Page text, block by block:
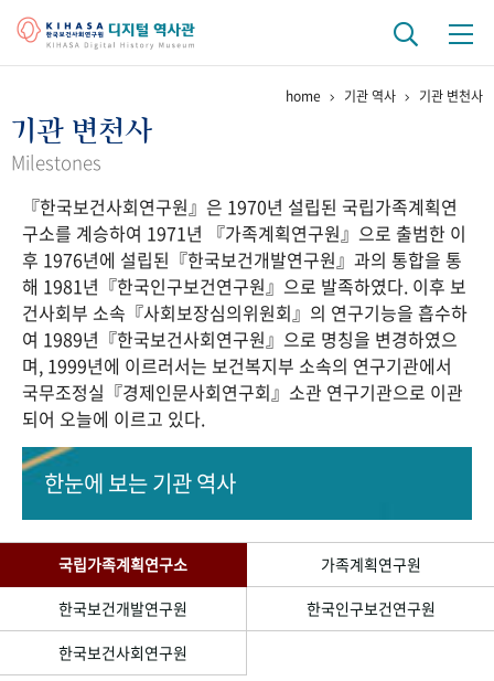
걸어온 길 기관 변천사
연구 역사
정책과 연구 키워드로 보는 연구 역사
연구자들
간행물 변천사
기록물 아카이브
사진 아카이브 문서 기록물 행정박물 영상 기록물
50+1 주년 기념
세계와 함께 한 KIHASA
VR 역사관
home 기관 역사 기관 변천사
기관 변천사
Milestones
『한국보건사회연구원』은 1970년 설립된 국립가족계획연
구소를 계승하여 1971년 『가족계획연구원』으로 출범한 이
후 1976년에 설립된『한국보건개발연구원』과의 통합을 통
해 1981년『한국인구보건연구원』으로 발족하였다. 이후 보
건사회부 소속『사회보장심의위원회』의 연구기능을 흡수하
여 1989년『한국보건사회연구원』으로 명칭을 변경하였으
며, 1999년에 이르러서는 보건복지부 소속의 연구기관에서
국무조정실『경제인문사회연구회』소관 연구기관으로 이관
되어 오늘에 이르고 있다.
한눈에 보는기관 역사
국립가족계획연구소
가족계획연구원
한국보건개발연구원
한국인구보건연구원
한국보건사회연구원